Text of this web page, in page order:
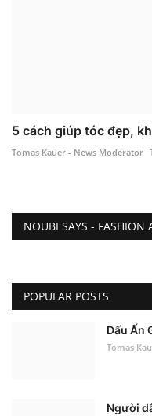
5 cách giúp tóc đẹp,
Tomas Kauer - News Moderator
NOUBI SAYS - FASHION
POPULAR POSTS
Dấu Ấn
Tomas
Người